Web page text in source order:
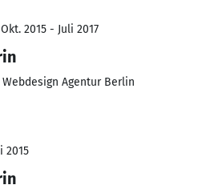
2015 - Juli 2017
Agentur Berlin
2015